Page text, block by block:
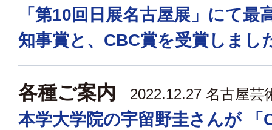
「第10回日展名古屋展」にて最
知事賞と、CBC賞を受賞しまし
各種ご案内 2022.12.27 名古屋芸
本学大学院の宇留野圭さんが 「